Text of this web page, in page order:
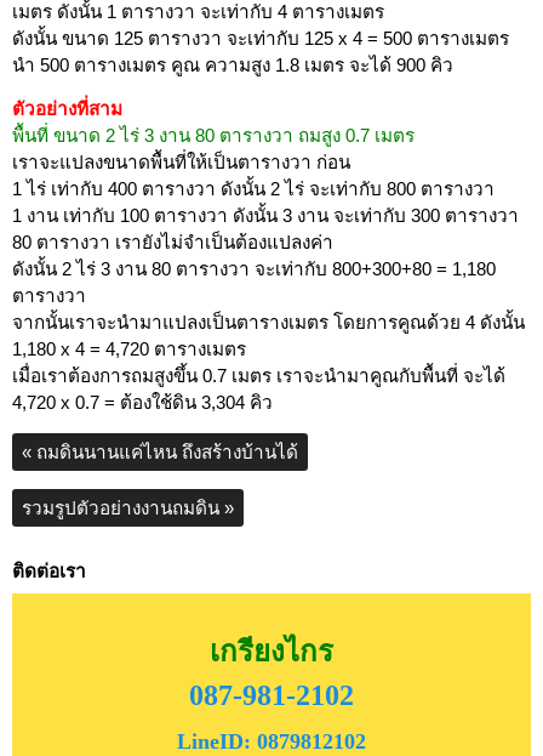
เมตร ดังนั้น 1 ตารางวา จะเท่ากับ 4 ตารางเมตร
ดังนั้น ขนาด 125 ตารางวา จะเท่ากับ 125 x 4 = 500 ตารางเมตร
นำ 500 ตารางเมตร คูณ ความสูง 1.8 เมตร จะได้ 900 คิว
ตัวอย่างที่สาม
พื้นที่ ขนาด 2 ไร่ 3 งาน 80 ตารางวา ถมสูง 0.7 เมตร
เราจะแปลงขนาดพื้นที่ให้เป็นตารางวา ก่อน
1 ไร่ เท่ากับ 400 ตารางวา ดังนั้น 2 ไร่ จะเท่ากับ 800 ตารางวา
1 งาน เท่ากับ 100 ตารางวา ดังนั้น 3 งาน จะเท่ากับ 300 ตารางวา
80 ตารางวา เรายังไม่จำเป็นต้องแปลงค่า
ดังนั้น 2 ไร่ 3 งาน 80 ตารางวา จะเท่ากับ 800+300+80 = 1,180
ตารางวา
จากนั้นเราจะนำมาแปลงเป็นตารางเมตร โดยการคูณด้วย 4 ดังนั้น
1,180 x 4 = 4,720 ตารางเมตร
เมื่อเราต้องการถมสูงขึ้น 0.7 เมตร เราจะนำมาคูณกับพื้นที่ จะได้
4,720 x 0.7 = ต้องใช้ดิน 3,304 คิว
« ถมดินนานแค่ไหน ถึงสร้างบ้านได้
รวมรูปตัวอย่างงานถมดิน »
ติดต่อเรา
เกรียงไกร
087-981-2102
LineID: 0879812102